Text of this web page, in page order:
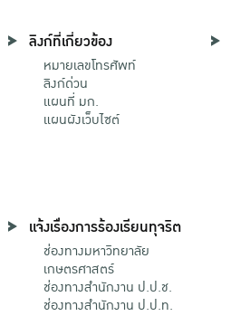
ลิงก์ที่เกี่ยวข้อง
หมายเลขโทรศัพท์
ลิงก์ด่วน
แผนที่ มก.
แผนผังเว็บไซต์
แจ้งเรื่องการร้องเรียนทุจริต
ช่องทางมหาวิทยาลัย
เกษตรศาสตร์
ช่องทางสำนักงาน ป.ป.ช.
ช่องทางสำนักงาน ป.ป.ท.